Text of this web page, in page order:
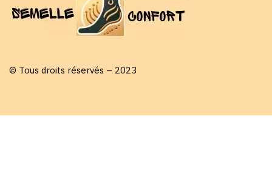
© Tous droits réservés – 2023